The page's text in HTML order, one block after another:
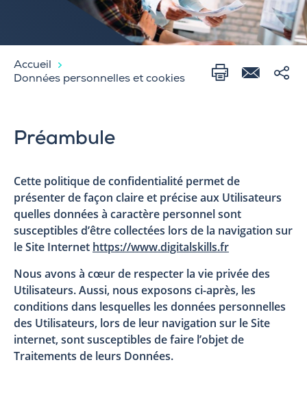
Accueil
Données personnelles et cookies
Préambule
Cette politique de confidentialité permet de
présenter de façon claire et précise aux Utilisateurs
quelles données à caractère personnel sont
susceptibles d’être collectées lors de la navigation sur
le Site Internet https://www.digitalskills.fr
Nous avons à cœur de respecter la vie privée des
Utilisateurs. Aussi, nous exposons ci-après, les
conditions dans lesquelles les données personnelles
des Utilisateurs, lors de leur navigation sur le Site
internet, sont susceptibles de faire l’objet de
Traitements de leurs Données.